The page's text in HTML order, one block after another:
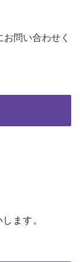
問い合わせく
ます。